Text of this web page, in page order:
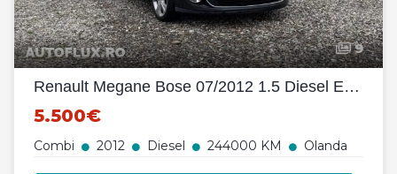
9
Renault Megane Bose 07/2012 1.5 Diesel Euro 5
5.500€
Combi 2012 Diesel 244000 KM Olanda